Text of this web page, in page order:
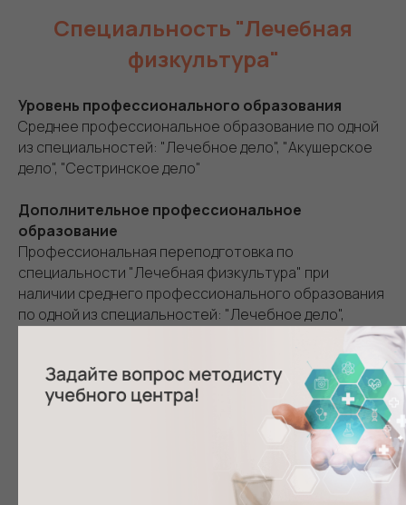
Специальность "Лечебная
физкультура"
Уровень профессионального образования
Среднее профессиональное образование по одной
из специальностей: "Лечебное дело", "Акушерское
дело", "Сестринское дело"
Дополнительное профессиональное
образование
Профессиональная переподготовка по
специальности "Лечебная физкультура" при
наличии среднего профессионального образования
по одной из специальностей: "Лечебное дело",
Повышение квалификации не реже одного раза в 5
лет в течение всей трудовой деятельности
Инструктор по лечебной физкультуре, старшая